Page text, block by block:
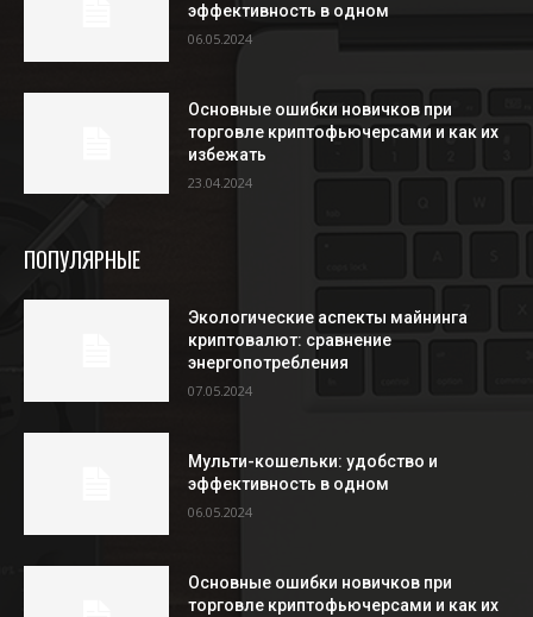
эффективность в одном
06.05.2024
Основные ошибки новичков при
торговле криптофьючерсами и как их
избежать
23.04.2024
ПОПУЛЯРНЫЕ
Экологические аспекты майнинга
криптовалют: сравнение
энергопотребления
07.05.2024
Мульти-кошельки: удобство и
эффективность в одном
06.05.2024
Основные ошибки новичков при
торговле криптофьючерсами и как их